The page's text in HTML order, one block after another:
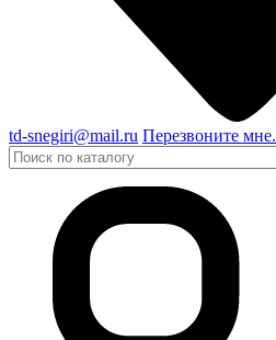
td-snegiri@mail.ru Перезвоните мне.